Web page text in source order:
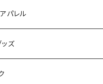
パレル
アズ
ッカー